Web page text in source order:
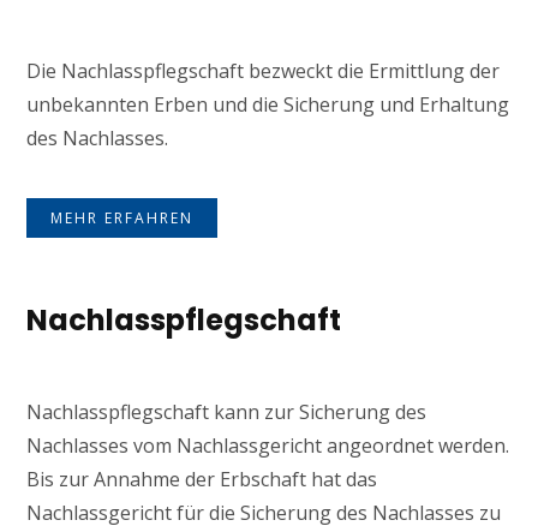
Die Nachlasspflegschaft bezweckt die Ermittlung der
unbekannten Erben und die Sicherung und Erhaltung
des Nachlasses.
MEHR ERFAHREN
Nachlasspflegschaft
Nachlasspflegschaft kann zur Sicherung des
Nachlasses vom Nachlassgericht angeordnet werden.
Bis zur Annahme der Erbschaft hat das
Nachlassgericht für die Sicherung des Nachlasses zu